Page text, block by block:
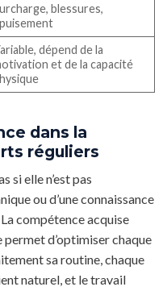
blessures,
dépend de la
et de la capacité
dans la
réguliers
si elle n’est pas
ou d’une connaissance
compétence acquise
d’optimiser chaque
sa routine, chaque
naturel, et le travail